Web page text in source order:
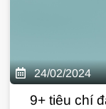
24/02/2024
9+ tiêu chí